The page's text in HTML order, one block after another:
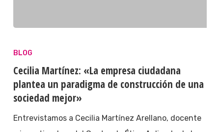
BLOG
Cecilia Martínez: «La empresa ciudadana
plantea un paradigma de construcción de una
sociedad mejor»
Entrevistamos a Cecilia Martínez Arellano, docente